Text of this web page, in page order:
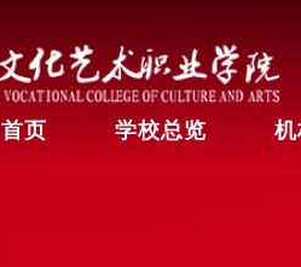
首页 学校总览